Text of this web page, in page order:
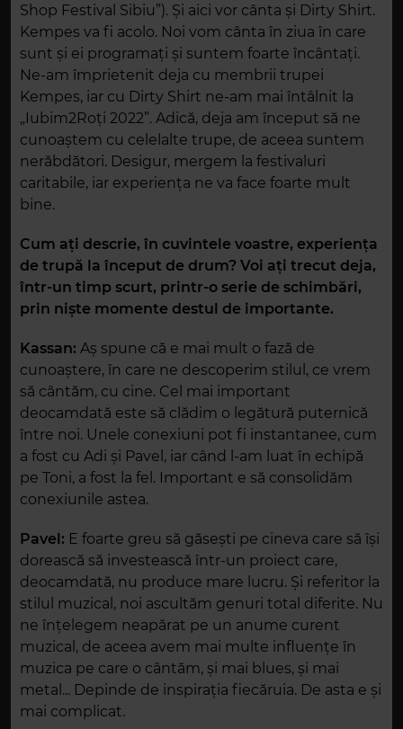
Shop Festival Sibiu”). Și aici vor cânta și Dirty Shirt.
Kempes va fi acolo. Noi vom cânta în ziua în care
sunt și ei programați și suntem foarte încântați.
Ne-am împrietenit deja cu membrii trupei
Kempes, iar cu Dirty Shirt ne-am mai întâlnit la
„Iubim2Roți 2022”. Adică, deja am început să ne
cunoaștem cu celelalte trupe, de aceea suntem
nerăbdători. Desigur, mergem la festivaluri
caritabile, iar experiența ne va face foarte mult
bine.
Cum ați descrie, în cuvintele voastre, experiența
de trupă la început de drum? Voi ați trecut deja,
într-un timp scurt, printr-o serie de schimbări,
prin niște momente destul de importante.
Kassan: Aș spune că e mai mult o fază de
cunoaștere, în care ne descoperim stilul, ce vrem
să cântăm, cu cine. Cel mai important
deocamdată este să clădim o legătură puternică
între noi. Unele conexiuni pot fi instantanee, cum
a fost cu Adi și Pavel, iar când l-am luat în echipă
pe Toni, a fost la fel. Important e să consolidăm
conexiunile astea.
Pavel: E foarte greu să găsești pe cineva care să își
dorească să investească într-un proiect care,
deocamdată, nu produce mare lucru. Și referitor la
stilul muzical, noi ascultăm genuri total diferite. Nu
ne înțelegem neapărat pe un anume curent
muzical, de aceea avem mai multe influențe în
muzica pe care o cântăm, și mai blues, și mai
metal... Depinde de inspirația fiecăruia. De asta e și
mai complicat.